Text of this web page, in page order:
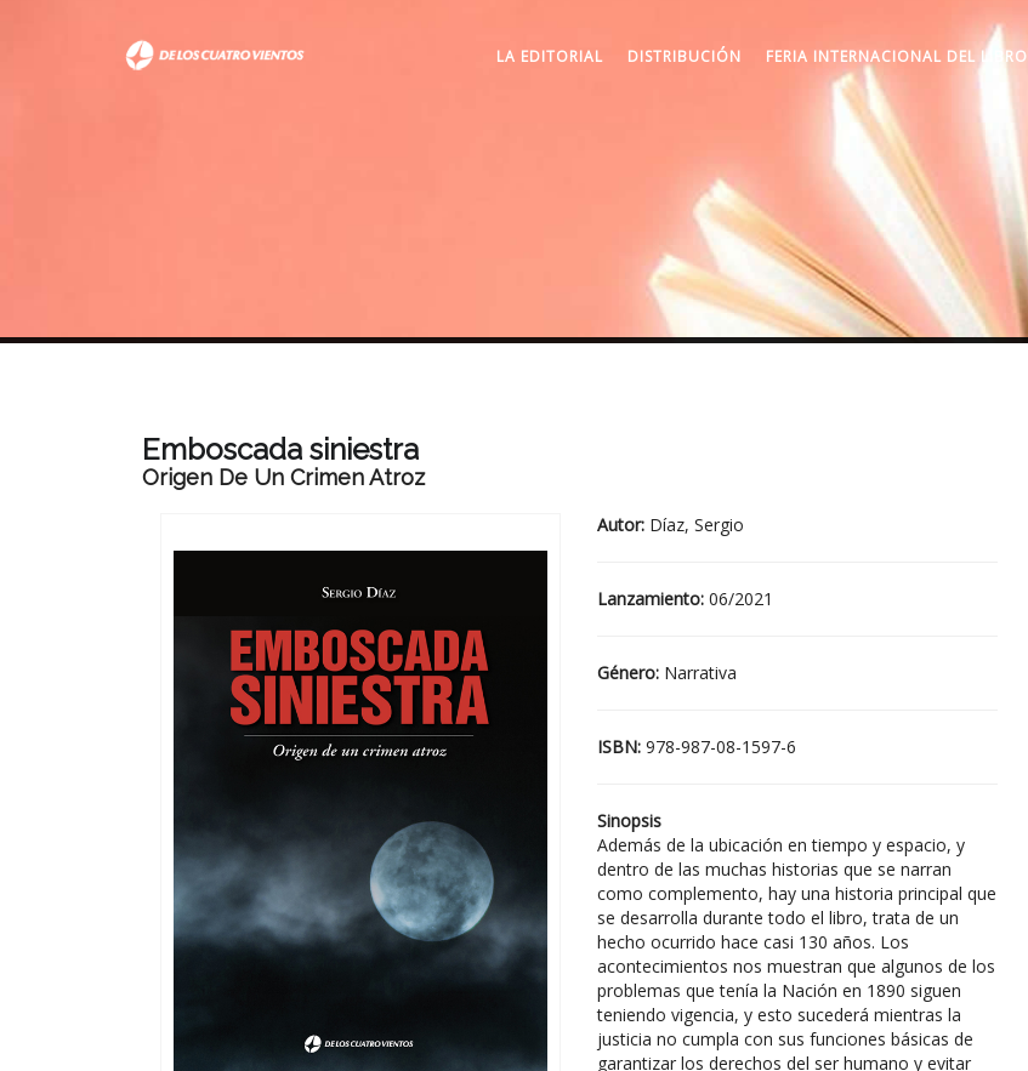
LA EDITORIAL DISTRIBUCIÓN FERIA INTERNACIONAL DEL LIBRO
Emboscada siniestra
Origen De Un Crimen Atroz
Autor: Díaz, Sergio
Lanzamiento: 06/2021
Género: Narrativa
ISBN: 978-987-08-1597-6
Sinopsis
Además de la ubicación en tiempo y espacio, y
dentro de las muchas historias que se narran
como complemento, hay una historia principal que
se desarrolla durante todo el libro, trata de un
hecho ocurrido hace casi 130 años. Los
acontecimientos nos muestran que algunos de los
problemas que tenía la Nación en 1890 siguen
teniendo vigencia, y esto sucederá mientras la
justicia no cumpla con sus funciones básicas de
garantizar los derechos del ser humano y evitar